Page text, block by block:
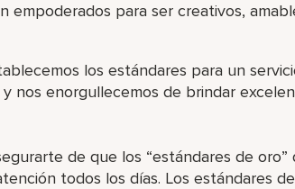
empoderados para ser creativos,
los estándares para un
nos enorgullecemos de brindar
de que los “estándares de
todos los días. Los estándares